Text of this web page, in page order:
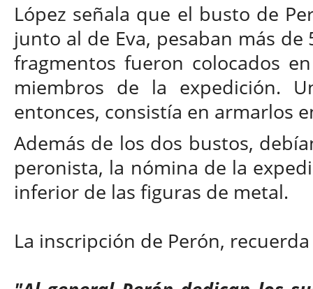
López señala que el busto de
junto al de Eva, pesaban más
fragmentos fueron colocados
miembros de la expedición.
entonces, consistía en armarlos
Además de los dos bustos,
peronista, la nómina de la
inferior de las figuras de metal.
La inscripción de Perón,